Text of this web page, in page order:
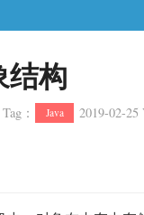
Login
结构
Tag ： Java 2019-02-25